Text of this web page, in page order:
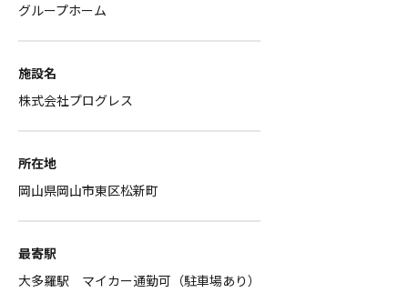
グループホーム
施設名
株式会社プログレス
所在地
岡山県岡山市東区松新町
最寄駅
大多羅駅 マイカー通勤可（駐車場あり）